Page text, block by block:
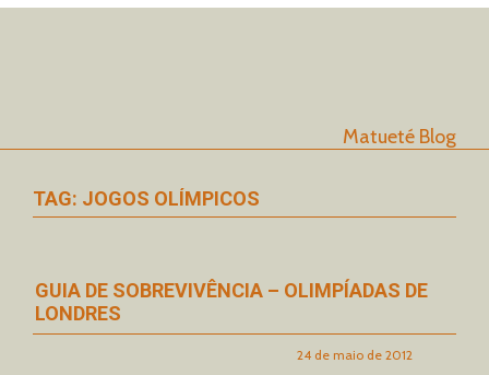
Matueté Blog
TAG: JOGOS OLÍMPICOS
GUIA DE SOBREVIVÊNCIA – OLIMPÍADAS DE
LONDRES
24 de maio de 2012